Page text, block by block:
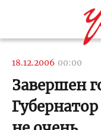
18.12.2006 00:00
Завершен